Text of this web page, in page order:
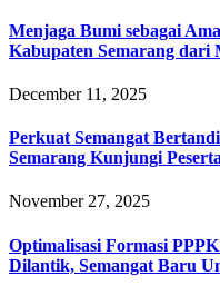
Menjaga Bumi sebagai
Kabupaten Semarang dari
December 11, 2025
Perkuat Semangat
Semarang Kunjungi
November 27, 2025
Optimalisasi Formasi
Dilantik, Semangat Baru